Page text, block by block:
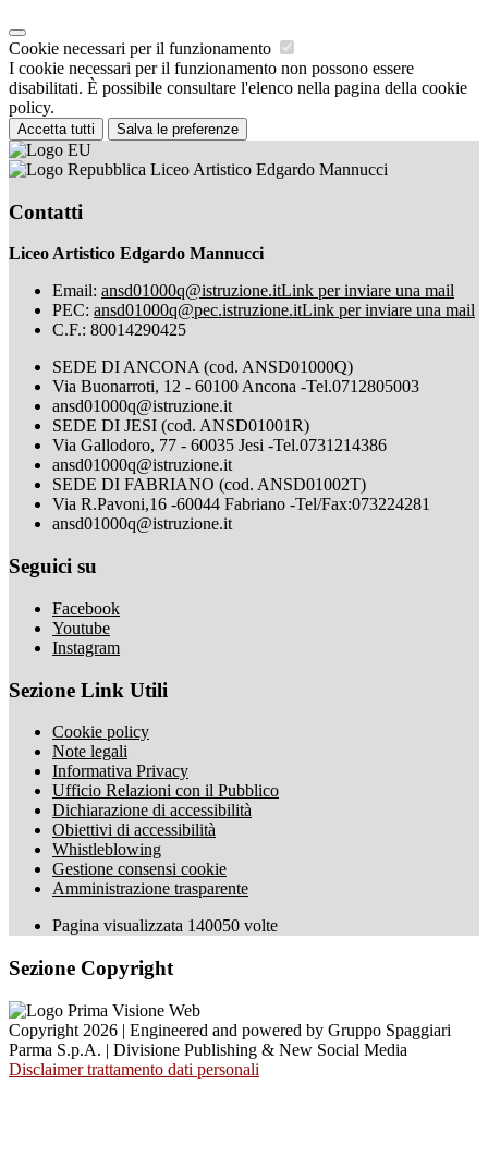
Cookie necessari per il funzionamento
I cookie necessari per il funzionamento non possono essere
disabilitati. È possibile consultare l'elenco nella pagina della cookie
policy.
Accetta tutti Salva le preferenze
Liceo Artistico Edgardo Mannucci
Contatti
Liceo Artistico Edgardo Mannucci
Email: ansd01000q@istruzione.itLink per inviare una mail
PEC: ansd01000q@pec.istruzione.itLink per inviare una mail
C.F.: 80014290425
SEDE DI ANCONA (cod. ANSD01000Q)
Via Buonarroti, 12 - 60100 Ancona -Tel.0712805003
ansd01000q@istruzione.it
SEDE DI JESI (cod. ANSD01001R)
Via Gallodoro, 77 - 60035 Jesi -Tel.0731214386
ansd01000q@istruzione.it
SEDE DI FABRIANO (cod. ANSD01002T)
Via R.Pavoni,16 -60044 Fabriano -Tel/Fax:073224281
ansd01000q@istruzione.it
Seguici su
Facebook
Youtube
Instagram
Sezione Link Utili
Cookie policy
Note legali
Informativa Privacy
Ufficio Relazioni con il Pubblico
Dichiarazione di accessibilità
Obiettivi di accessibilità
Whistleblowing
Gestione consensi cookie
Amministrazione trasparente
Pagina visualizzata 140050 volte
Sezione Copyright
Copyright 2026 | Engineered and powered by Gruppo Spaggiari
Parma S.p.A. | Divisione Publishing & New Social Media
Disclaimer trattamento dati personali